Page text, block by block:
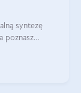
syntezę
poznasz